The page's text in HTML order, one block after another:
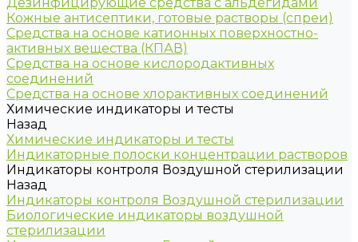
Кожные антисептики, готовые растворы (спреи)
Средства на основе катионных поверхностно-
активных вещества (КПАВ)
Средства на основе кислородактивных
соединений
Средства на основе хлорактивных соединений
Химические индикаторы и тесты
Назад
Химические индикаторы и тесты
Индикаторные полоски концентрации растворов
Индикаторы контроля Воздушной стерилизации
Назад
Индикаторы контроля Воздушной стерилизации
Биологические индикаторы воздушной
стерилизации